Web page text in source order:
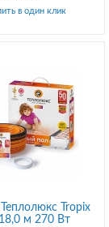
водин клик
Tropix
м 270 Вт